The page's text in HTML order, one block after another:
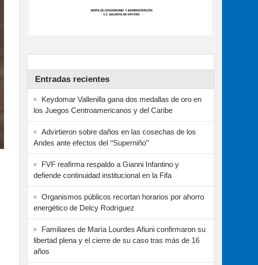
Entradas recientes
Keydomar Vallenilla gana dos medallas de oro en
los Juegos Centroamericanos y del Caribe
Advirtieron sobre daños en las cosechas de los
Andes ante efectos del ‘‘Superniño’’
FVF reafirma respaldo a Gianni Infantino y
defiende continuidad institucional en la Fifa
Organismos públicos recortan horarios por ahorro
energético de Delcy Rodríguez
Familiares de María Lourdes Afiuni confirmaron su
libertad plena y el cierre de su caso tras más de 16
años